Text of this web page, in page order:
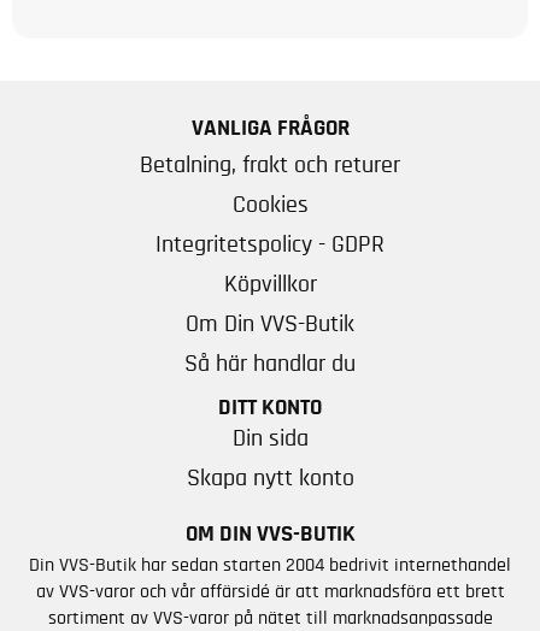
VANLIGA FRÅGOR
Betalning, frakt och returer
Cookies
Integritetspolicy - GDPR
Köpvillkor
Om Din VVS-Butik
Så här handlar du
DITT KONTO
Din sida
Skapa nytt konto
OM DIN VVS-BUTIK
Din VVS-Butik har sedan starten 2004 bedrivit internethandel
av VVS-varor och vår affärsidé är att marknadsföra ett brett
sortiment av VVS-varor på nätet till marknadsanpassade